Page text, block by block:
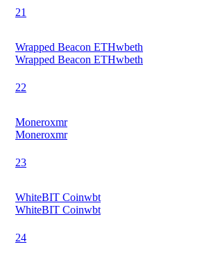
21
Wrapped Beacon ETHwbeth
Wrapped Beacon ETHwbeth
22
Moneroxmr
Moneroxmr
23
WhiteBIT Coinwbt
WhiteBIT Coinwbt
24